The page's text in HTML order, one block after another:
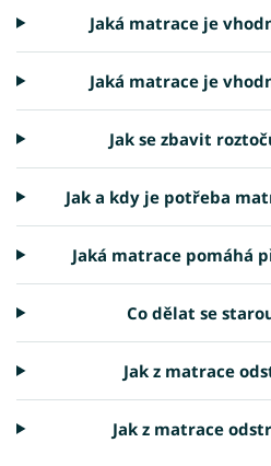
Jaká matrace je
Jaká matrace je
Jak se zbavit
Jak a kdy je potřeba
Jaká matrace pomáhá
Co dělat se
Jak z matrace
Jak z matrace